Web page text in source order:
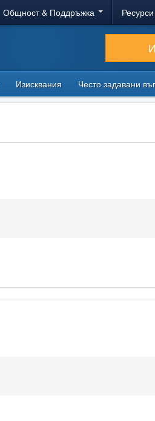
Общност & Поддръжка
Изисквания Често задавани